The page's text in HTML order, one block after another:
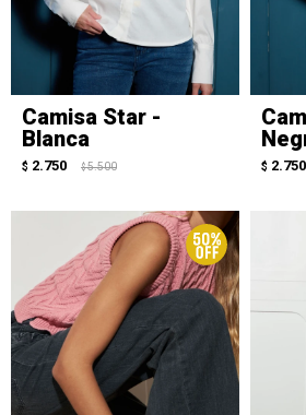
Camisa Star -
Blanca
$ 2.750 $ 5.500 $ 2.750